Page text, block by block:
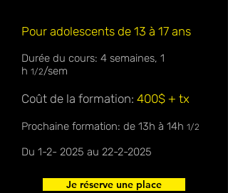
Pour adolescents de 13 à 17 ans
Durée du cours: 4 semaines, 1
h 1/2/sem
Coût de la formation: 400$ + tx
Prochaine formation: de 13h à 14h 1/2
Du 1-2- 2025 au 22-2-2025
Je réserve une place